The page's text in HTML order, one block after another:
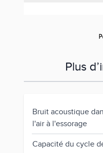
Plus
Bruit acoustique
l'air à l'essorage
Capacité du cycle